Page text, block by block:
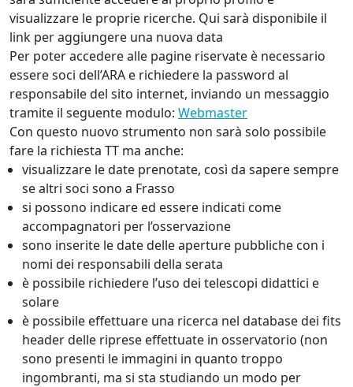
visualizzare le proprie ricerche. Qui sarà disponibile il
link per aggiungere una nuova data
Per poter accedere alle pagine riservate è necessario
essere soci dell’ARA e richiedere la password al
responsabile del sito internet, inviando un messaggio
tramite il seguente modulo: Webmaster
Con questo nuovo strumento non sarà solo possibile
fare la richiesta TT ma anche:
visualizzare le date prenotate, così da sapere sempre
se altri soci sono a Frasso
si possono indicare ed essere indicati come
accompagnatori per l’osservazione
sono inserite le date delle aperture pubbliche con i
nomi dei responsabili della serata
è possibile richiedere l’uso dei telescopi didattici e
solare
è possibile effettuare una ricerca nel database dei fits
header delle riprese effettuate in osservatorio (non
sono presenti le immagini in quanto troppo
ingombranti, ma si sta studiando un modo per